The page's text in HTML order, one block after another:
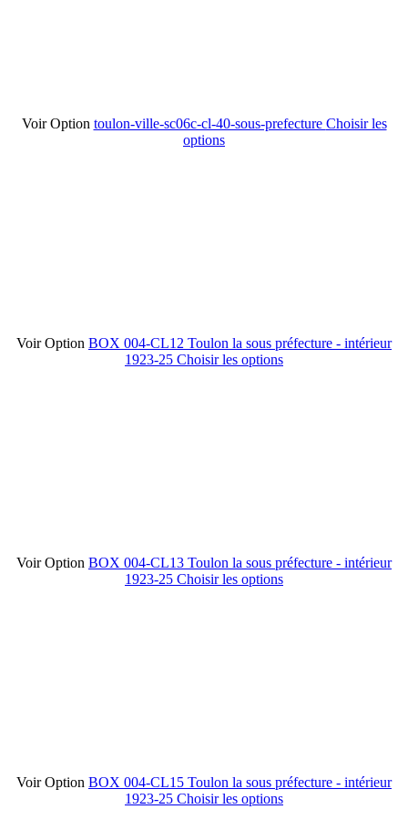
Voir Option toulon-ville-sc06c-cl-40-sous-prefecture Choisir les
options
Voir Option BOX 004-CL12 Toulon la sous préfecture - intérieur
1923-25 Choisir les options
Voir Option BOX 004-CL13 Toulon la sous préfecture - intérieur
1923-25 Choisir les options
Voir Option BOX 004-CL15 Toulon la sous préfecture - intérieur
1923-25 Choisir les options